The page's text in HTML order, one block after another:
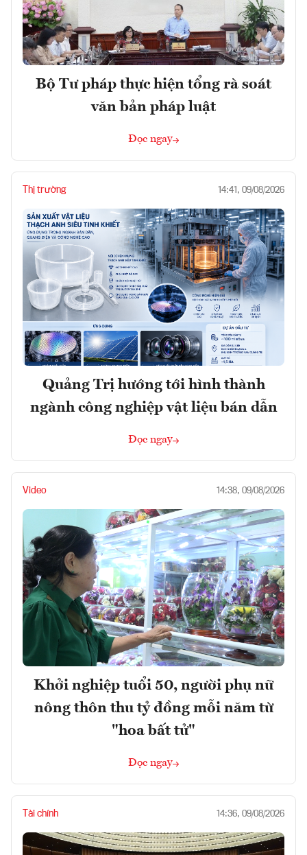
Bộ Tư pháp thực hiện tổng rà soát
văn bản pháp luật
Đọc ngay
Thị trường 14:41, 09/08/2026
Quảng Trị hướng tới hình thành
ngành công nghiệp vật liệu bán dẫn
Đọc ngay
Video 14:38, 09/08/2026
Khởi nghiệp tuổi 50, người phụ nữ
nông thôn thu tỷ đồng mỗi năm từ
"hoa bất tử"
Đọc ngay
Tài chính 14:36, 09/08/2026